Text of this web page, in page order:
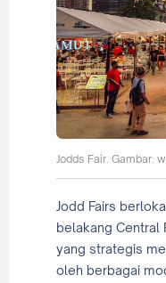
Jodds Fair. Gambar:
Jodd Fairs
belakang Central
yang strategis
oleh berbagai